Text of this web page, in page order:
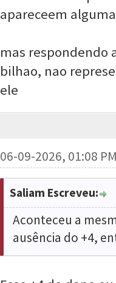
apareceem
mas respondendo
bilhao, nao
ele
06-09-2026, 01:08
Saliam Escreveu:
Aconteceu a
ausência do +4,